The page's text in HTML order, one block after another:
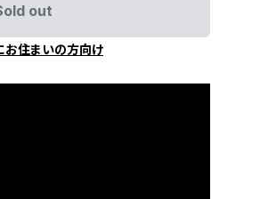
out
お住まいの方向け